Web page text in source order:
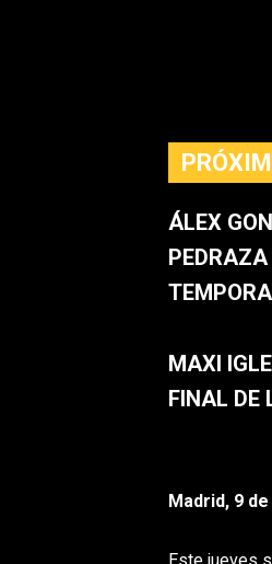
ÁLEX
MAXI
FINAL DE
Madrid, 9
Este jueves